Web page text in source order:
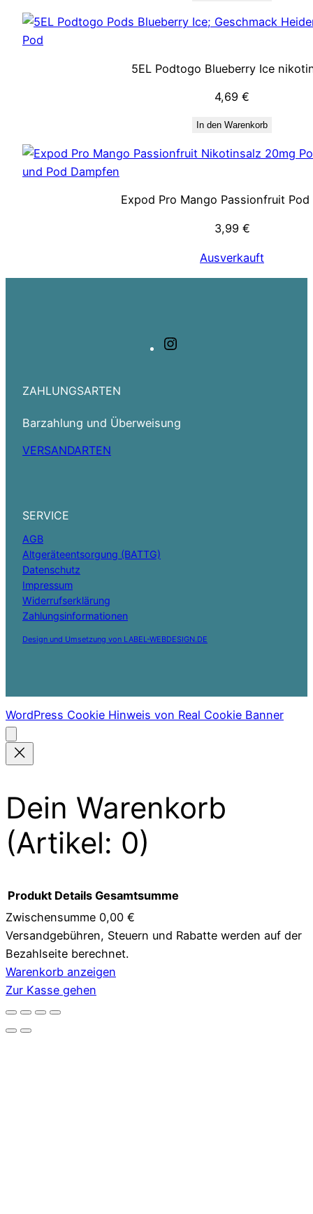
5EL Podtogo Blueberry Ice
4,69 €
In den Warenkorb
Expod Pro Mango Passionfruit Pod
3,99 €
Ausverkauft
ZAHLUNGSARTEN
Barzahlung und Überweisung
VERSANDARTEN
SERVICE
AGB
Altgeräteentsorgung (BATTG)
Datenschutz
Impressum
Widerrufserklärung
Zahlungsinformationen
Design und Umsetzung von LABEL-WEBDESIGN.DE
WordPress Cookie Hinweis von Real Cookie Banner
Dein Warenkorb
(Artikel: 0)
Produkte
im
Warenkorb
Produkt Details Gesamtsumme
Zwischensumme 0,00 €
Versandgebühren, Steuern und Rabatte werden auf der
Bezahlseite berechnet.
Warenkorb anzeigen
Zur Kasse gehen